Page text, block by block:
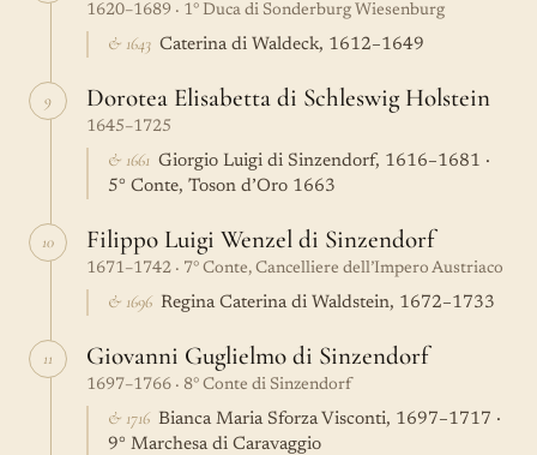
1620–1689 · 1° Duca di Sonderburg Wiesenburg
& 1643 Caterina di Waldeck, 1612–1649
9 Dorotea Elisabetta di Schleswig Holstein
1645–1725
& 1661 Giorgio Luigi di Sinzendorf, 1616–1681 ·
5° Conte, Toson d’Oro 1663
10 Filippo Luigi Wenzel di Sinzendorf
1671–1742 · 7° Conte, Cancelliere dell’Impero Austriaco
& 1696 Regina Caterina di Waldstein, 1672–1733
11 Giovanni Guglielmo di Sinzendorf
1697–1766 · 8° Conte di Sinzendorf
& 1716 Bianca Maria Sforza Visconti, 1697–1717 ·
9° Marchesa di Caravaggio